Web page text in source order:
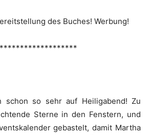
des Buches! Werbung!
schon so sehr auf Heiligabend! Zu
Sterne in den Fenstern, und
gebastelt, damit Martha